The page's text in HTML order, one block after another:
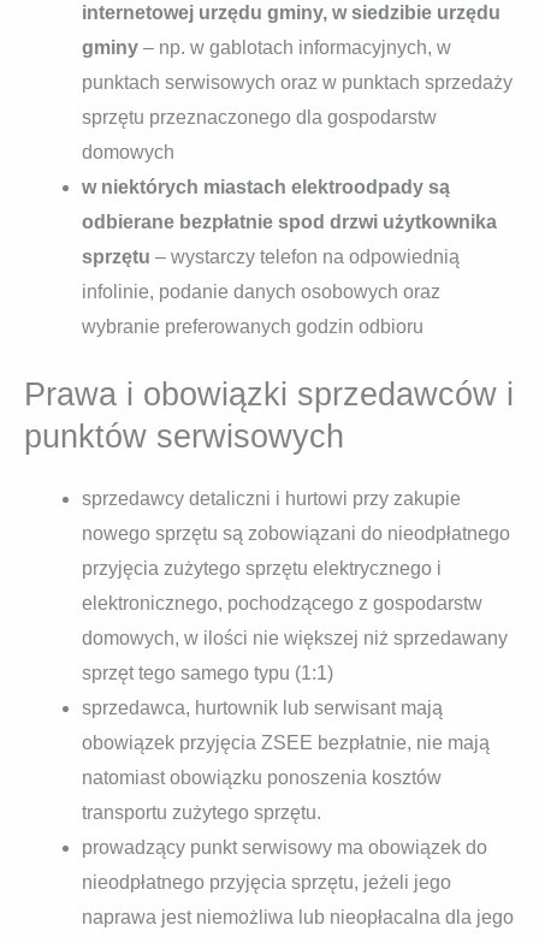
internetowej urzędu gminy, w siedzibie urzędu
gminy – np. w gablotach informacyjnych, w
punktach serwisowych oraz w punktach sprzedaży
sprzętu przeznaczonego dla gospodarstw
domowych
w niektórych miastach elektroodpady są
odbierane bezpłatnie spod drzwi użytkownika
sprzętu – wystarczy telefon na odpowiednią
infolinie, podanie danych osobowych oraz
wybranie preferowanych godzin odbioru
Prawa i obowiązki sprzedawców i
punktów serwisowych
sprzedawcy detaliczni i hurtowi przy zakupie
nowego sprzętu są zobowiązani do nieodpłatnego
przyjęcia zużytego sprzętu elektrycznego i
elektronicznego, pochodzącego z gospodarstw
domowych, w ilości nie większej niż sprzedawany
sprzęt tego samego typu (1:1)
sprzedawca, hurtownik lub serwisant mają
obowiązek przyjęcia ZSEE bezpłatnie, nie mają
natomiast obowiązku ponoszenia kosztów
transportu zużytego sprzętu.
prowadzący punkt serwisowy ma obowiązek do
nieodpłatnego przyjęcia sprzętu, jeżeli jego
naprawa jest niemożliwa lub nieopłacalna dla jego